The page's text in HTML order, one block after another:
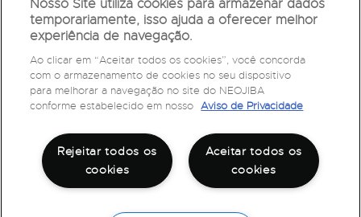
R.Monte Castelo Nº 62, Bairro Barbalho
CEP: 40.301-210
Salvador, Bahia, Brasil
Telefone:(71) 3032-1073
Nosso Site utiliza cookies para armazenar dados
temporariamente, isso ajuda a oferecer melhor
experiência de navegação.
Ao clicar em “Aceitar todos os cookies”, você concorda
com o armazenamento de cookies no seu dispositivo
para melhorar a navegação no site do NEOJIBA
conforme estabelecido em nosso Aviso de Privacidade
Aceitar todos os
cookies
Rejeitar todos os
cookies